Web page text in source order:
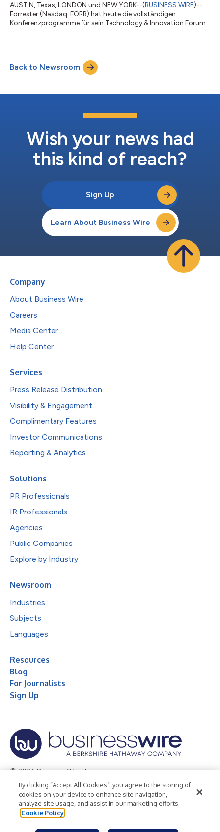
AUSTIN, Texas, LONDON und NEW YORK--(BUSINESS WIRE)--
Forrester (Nasdaq: FORR) hat heute die vollständigen
Konferenzprogramme für sein Technology & Innovation Forum
City, 4.–5. November 2026) bekannt gegeben. Das diesjährige
Thema „The IT Singularity“ (Die IT-Singularität) ist ein Deep Dive
Back to Newsroom
Wish your news had
this kind of reach?
Sign Up
Learn About Business Wire
Company
About Business Wire
Careers
Media Center
Help Center
Services
Press Release Distribution
Visibility & Engagement
Complimentary Features
Investor Communications
Reporting & Analytics
Solutions
PR Professionals
IR Professionals
Agencies
Public Companies
Explore by Industry
Newsroom
Industries
Subjects
Languages
Resources
Blog
For Journalists
Sign Up
© 2026 Business Wire, Inc.
Privacy Policy Cookie Policy
Accessibility Statement
Terms of Use
Legal
By clicking “Accept All Cookies”, you agree to the storing of
cookies on your device to enhance site navigation,
analyze site usage, and assist in our marketing efforts.
Cookie Policy